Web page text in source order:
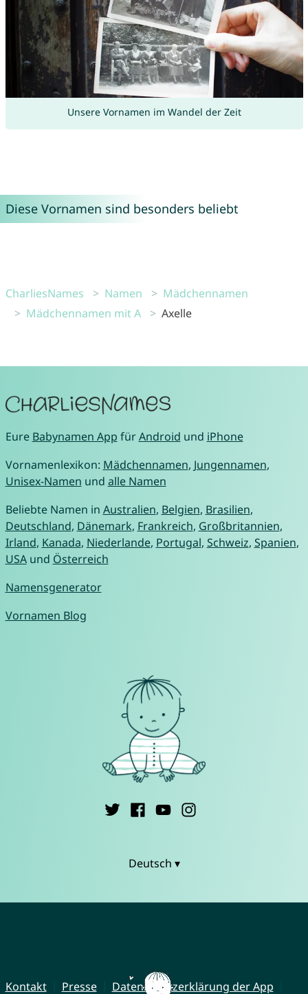
Unsere Vornamen im Wandel der Zeit
Diese Vornamen sind besonders beliebt
CharliesNames Namen
Mädchennamen
Mädchennamen mit A
Axelle
Eure Babynamen App fürAndroid und iPhone
Vornamenlexikon: Mädchennamen, Jungennamen,
Unisex-Namen und alle Namen
Beliebte Namen in Australien, Belgien, Brasilien,
Deutschland, Dänemark, Frankreich, Großbritannien,
Irland, Kanada, Niederlande, Portugal, Schweiz, Spanien,
USAund Österreich
Namensgenerator
Vornamen Blog
Deutsch ▾
Kontakt Presse
Datenschutzerklärung der App